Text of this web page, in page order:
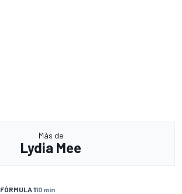
Más de
Lydia Mee
FÓRMULA 110 min